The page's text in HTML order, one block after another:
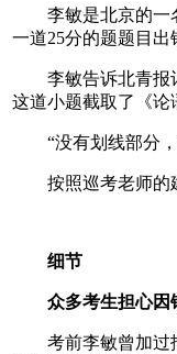
李敏是北京的一名
一道25分的题题目出
李敏告诉北青报记
这道小题截取了《论
“没有划线部分，
按照巡考老师的建
细节
众多考生担心因
考前李敏曾加过报